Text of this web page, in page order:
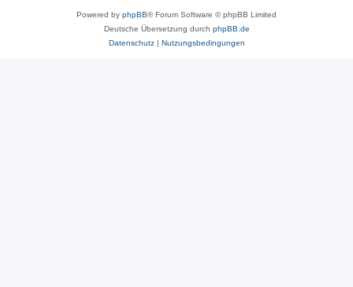
Powered by phpBB® Forum Software © phpBB Limited
Deutsche Übersetzung durch phpBB.de
Datenschutz| Nutzungsbedingungen